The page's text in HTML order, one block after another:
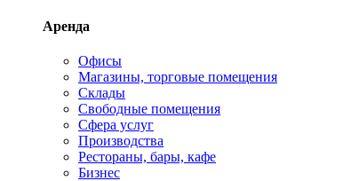
Аренда
Офисы
Магазины, торговые помещения
Склады
Свободные помещения
Сфера услуг
Производства
Рестораны, бары, кафе
Бизнес